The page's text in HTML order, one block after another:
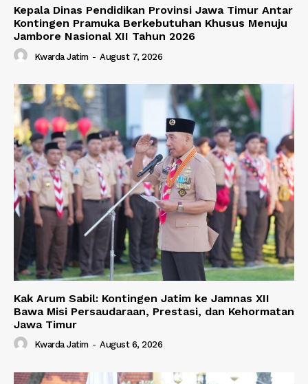
Kepala Dinas Pendidikan Provinsi Jawa Timur Antar
Kontingen Pramuka Berkebutuhan Khusus Menuju
Jambore Nasional XII Tahun 2026
Kwarda Jatim - August 7, 2026
Kak Arum Sabil: Kontingen Jatim ke Jamnas XII
Bawa Misi Persaudaraan, Prestasi, dan Kehormatan
Jawa Timur
Kwarda Jatim - August 6, 2026